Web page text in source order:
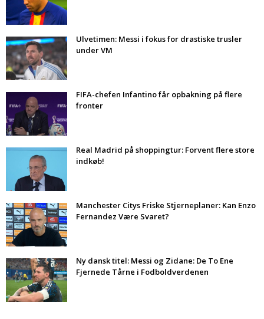
Ulvetimen: Messi i fokus for drastiske trusler
under VM
FIFA-chefen Infantino får opbakning på flere
fronter
Real Madrid på shoppingtur: Forvent flere store
indkøb!
Manchester Citys Friske Stjerneplaner: Kan Enzo
Fernandez Være Svaret?
Ny dansk titel: Messi og Zidane: De To Ene
Fjernede Tårne i Fodboldverdenen